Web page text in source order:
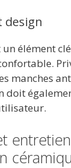
design
un élément
manches
doit